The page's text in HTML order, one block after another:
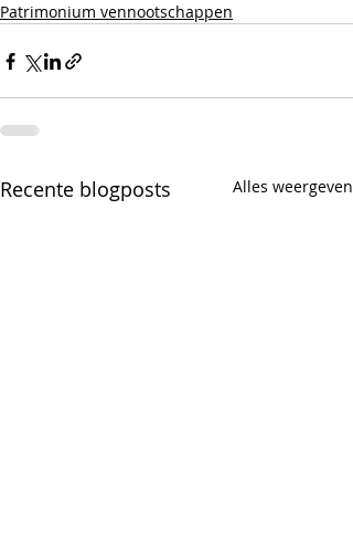
Patrimonium vennootschappen
Recente blogposts Alles weergeven